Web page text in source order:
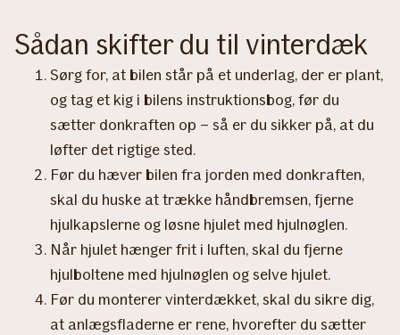
Sådan skifter du til vinterdæk
Sørg for, at bilen står på et underlag, der er plant,
og tag et kig i bilens instruktionsbog, før du
sætter donkraften op – så er du sikker på, at du
løfter det rigtige sted.
Før du hæver bilen fra jorden med donkraften,
skal du huske at trække håndbremsen, fjerne
hjulkapslerne og løsne hjulet med hjulnøglen.
Når hjulet hænger frit i luften, skal du fjerne
hjulboltene med hjulnøglen og selve hjulet.
Før du monterer vinterdækket, skal du sikre dig,
at anlægsfladerne er rene, hvorefter du sætter